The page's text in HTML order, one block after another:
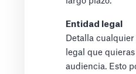
Entidad legal
Detalla
legal que
audiencia. Esto